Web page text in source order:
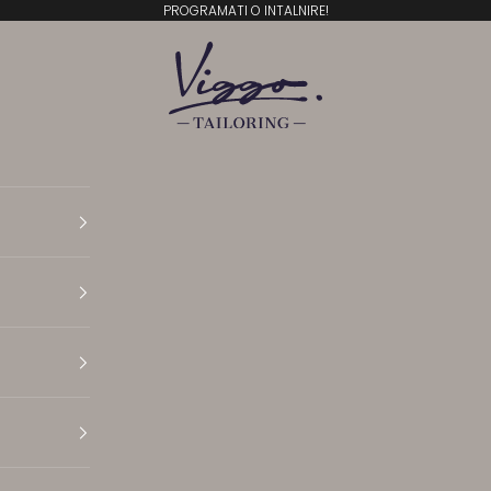
PROGRAMATI O INTALNIRE!
Viggo Tailoring
Translation missing: ro.general.accessibility.open
Translation missing: ro.general.accessibility.open
Translation missing: ro.general.accessibility.open
Translation missing: ro.general.accessibility.open